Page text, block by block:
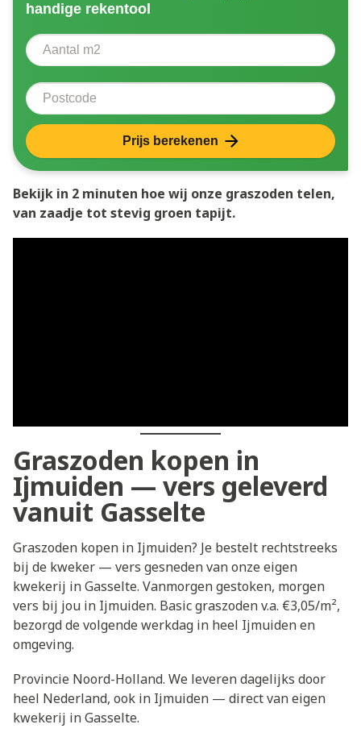
handige rekentool
Aantal vierkante meter
Postcode
Prijs berekenen
Bekijk in 2 minuten hoe wij onze graszoden telen,
van zaadje tot stevig groen tapijt.
Graszoden kopen in
Ijmuiden — vers geleverd
vanuit Gasselte
Graszoden kopen in Ijmuiden? Je bestelt rechtstreeks
bij de kweker — vers gesneden van onze eigen
kwekerij in Gasselte. Vanmorgen gestoken, morgen
vers bij jou in Ijmuiden. Basic graszoden v.a. €3,05/m²,
bezorgd de volgende werkdag in heel Ijmuiden en
omgeving.
Provincie Noord-Holland. We leveren dagelijks door
heel Nederland, ook in Ijmuiden — direct van eigen
kwekerij in Gasselte.